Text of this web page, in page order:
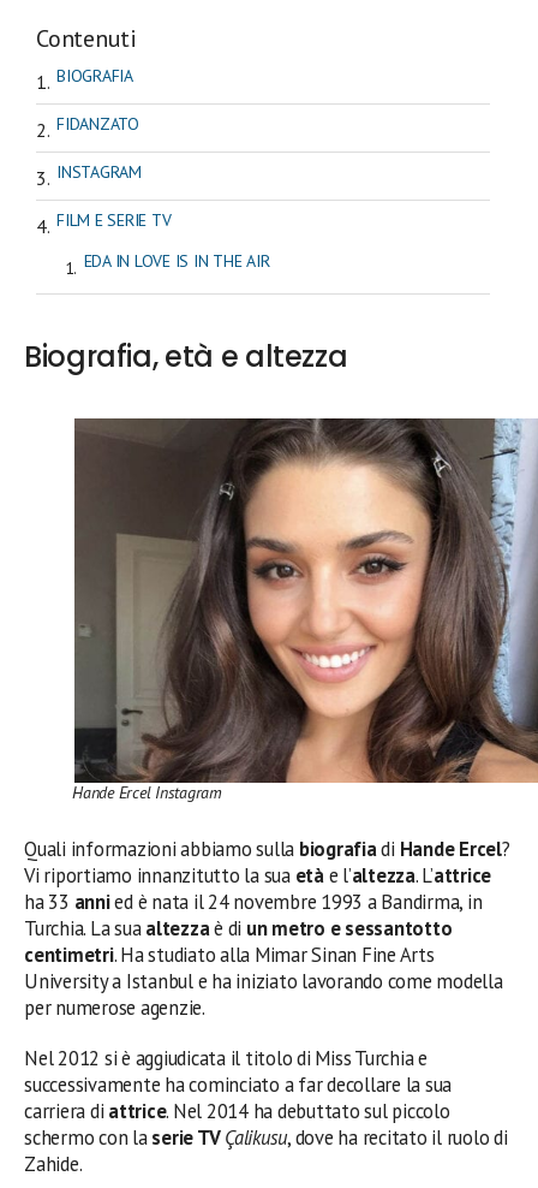
Contenuti
BIOGRAFIA
FIDANZATO
INSTAGRAM
FILM E SERIE TV
EDA IN LOVE IS IN THE AIR
Biografia, età e altezza
Hande Ercel Instagram
Quali informazioni abbiamo sulla biografiadi Hande Ercel?
Vi riportiamo innanzitutto la sua etàe l’altezza. L’attrice
ha 33 annied è nata il 24 novembre 1993 a Bandirma, in
Turchia. La suaaltezzaè di un metro e sessantotto
centimetri. Ha studiato alla Mimar Sinan Fine Arts
University a Istanbul e ha iniziato lavorando come modella
per numerose agenzie.
Nel 2012 si è aggiudicata il titolo di Miss Turchia e
successivamente ha cominciato a far decollare la sua
carriera di attrice. Nel 2014 ha debuttato sul piccolo
schermo con laserie TVÇalikusu, dove ha recitato il ruolo di
Zahide.